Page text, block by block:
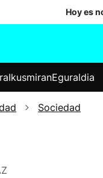
Hoy es
Elecciones
IkusmiranEguraldia
Sociedad